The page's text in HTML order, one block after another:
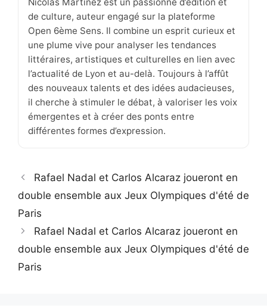
de culture, auteur engagé sur la plateforme
Open 6ème Sens. Il combine un esprit curieux et
une plume vive pour analyser les tendances
littéraires, artistiques et culturelles en lien avec
l’actualité de Lyon et au-delà. Toujours à l’affût
des nouveaux talents et des idées audacieuses,
il cherche à stimuler le débat, à valoriser les voix
émergentes et à créer des ponts entre
différentes formes d’expression.
Rafael Nadal et Carlos Alcaraz joueront en
double ensemble aux Jeux Olympiques d'été de
Paris
Rafael Nadal et Carlos Alcaraz joueront en
double ensemble aux Jeux Olympiques d'été de
Paris